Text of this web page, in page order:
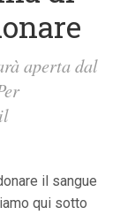
aperta dal
il sangue
qui sotto